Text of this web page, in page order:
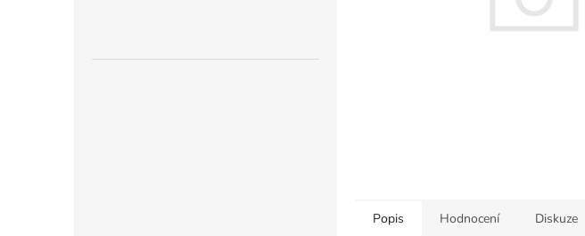
Popis Hodnocení Diskuze